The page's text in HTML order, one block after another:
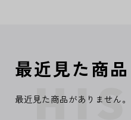
最近見た商品
最近見た商品がありません。